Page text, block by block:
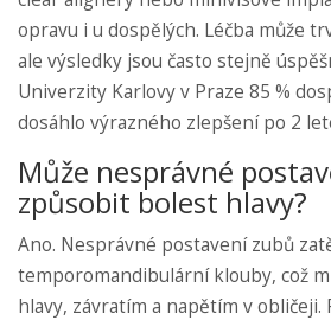
opravu i u dospělých. Léčba může
ale výsledky jsou často stejně
Univerzity Karlovy v Praze 85 %
dosáhlo výrazného zlepšení po 2
Může nesprávné
způsobit bolest hlavy?
Ano. Nesprávné postavení zubů
temporomandibulární klouby, což
hlavy, závratím a napětím v obličeji.